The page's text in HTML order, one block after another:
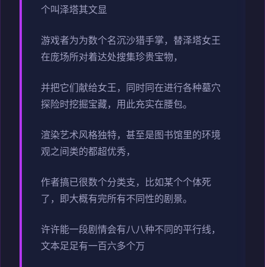
个叫泽塔其文显
游戏者为为数个名沉沙猎手掌，替泽塔女王
在庞场所对着达处搜集珍贵宝物，
并把它们献给女王，同时同在进行各种墓穴
探险时挖掘宝藏，用此充实在腰包。
渲染艺术风格独特，甚至是图书馆里的环境
观之间类的都超优秀，
作者搞已很数个分类支，比如某个个体死
了，即大概有完所有不同性的剧景。
许许能一段剧情会有八八种不同的平行线，
文本足足有一百六多个万